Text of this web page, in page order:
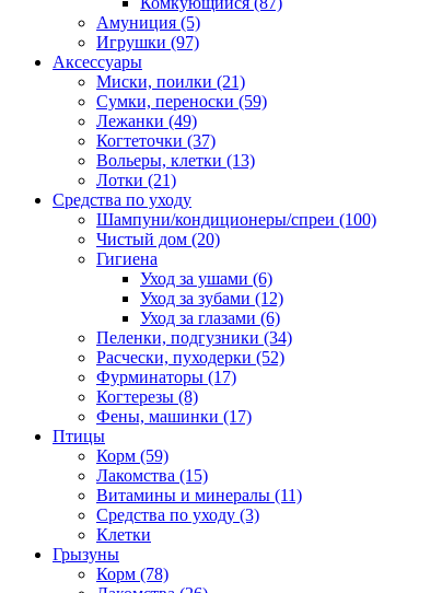
Амуниция (5)
Игрушки (97)
Аксессуары
Миски, поилки (21)
Сумки, переноски (59)
Лежанки (49)
Когтеточки (37)
Вольеры, клетки (13)
Лотки (21)
Средства по уходу
Шампуни/кондиционеры/спреи (100)
Чистый дом (20)
Гигиена
Уход за ушами (6)
Уход за зубами (12)
Уход за глазами (6)
Пеленки, подгузники (34)
Расчески, пуходерки (52)
Фурминаторы (17)
Когтерезы (8)
Фены, машинки (17)
Птицы
Корм (59)
Лакомства (15)
Витамины и минералы (11)
Средства по уходу (3)
Клетки
Грызуны
Корм (78)